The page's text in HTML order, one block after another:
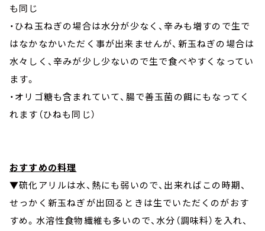
も同じ
・ひね玉ねぎの場合は水分が少なく、辛みも増すので生で
はなかなかいただく事が出来ませんが、新玉ねぎの場合は
水々しく、辛みが少し少ないので生で食べやすくなってい
ます。
・オリゴ糖も含まれていて、腸で善玉菌の餌にもなってく
れます（ひねも同じ）
おすすめの料理
▼硫化アリルは水、熱にも弱いので、出来ればこの時期、
せっかく新玉ねぎが出回るときは生でいただくのがおす
すめ。水溶性食物繊維も多いので、水分（調味料）を入れ、